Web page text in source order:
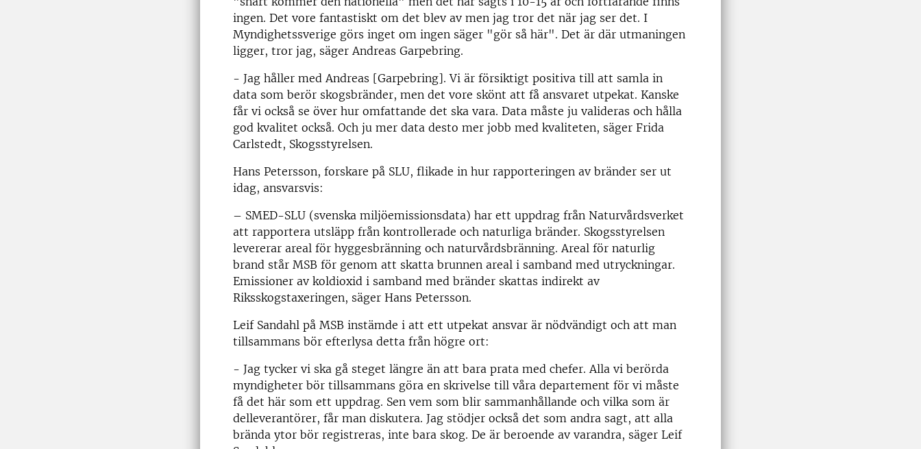
ingen. Det vore fantastiskt om det blev av men jag tror det när jag ser det. I
Myndighetssverige görs inget om ingen säger "gör så här". Det är där utmaningen
ligger, tror jag, säger Andreas Garpebring.
- Jag håller med Andreas [Garpebring]. Vi är försiktigt positiva till att samla in
data som berör skogsbränder, men det vore skönt att få ansvaret utpekat. Kanske
får vi också se över hur omfattande det ska vara. Data måste ju valideras och hålla
god kvalitet också. Och ju mer data desto mer jobb med kvaliteten, säger Frida
Carlstedt, Skogsstyrelsen.
Hans Petersson, forskare på SLU, flikade in hur rapporteringen av bränder ser ut
idag, ansvarsvis:
– SMED-SLU (svenska miljöemissionsdata) har ett uppdrag från Naturvårdsverket
att rapportera utsläpp från kontrollerade och naturliga bränder. Skogsstyrelsen
levererar areal för hyggesbränning och naturvårdsbränning. Areal för naturlig
brand står MSB för genom att skatta brunnen areal i samband med utryckningar.
Emissioner av koldioxid i samband med bränder skattas indirekt av
Riksskogstaxeringen, säger Hans Petersson.
Leif Sandahl på MSB instämde i att ett utpekat ansvar är nödvändigt och att man
tillsammans bör efterlysa detta från högre ort:
- Jag tycker vi ska gå steget längre än att bara prata med chefer. Alla vi berörda
myndigheter bör tillsammans göra en skrivelse till våra departement för vi måste
få det här som ett uppdrag. Sen vem som blir sammanhållande och vilka som är
delleverantörer, får man diskutera. Jag stödjer också det som andra sagt, att alla
brända ytor bör registreras, inte bara skog. De är beroende av varandra, säger Leif